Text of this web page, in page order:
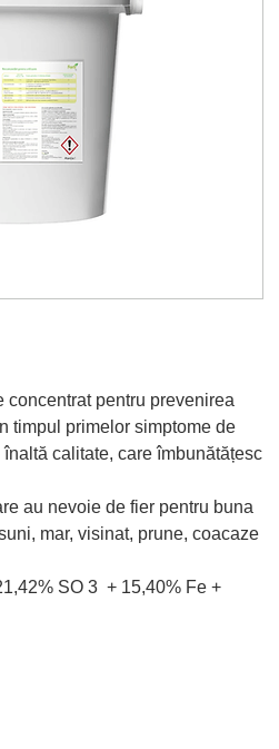
concentrat pentru prevenirea
timpul primelor simptome de
calitate, care îmbunătățesc
au nevoie de fier pentru buna
mar, visinat, prune, coacaze
SO 3 + 15,40% Fe +